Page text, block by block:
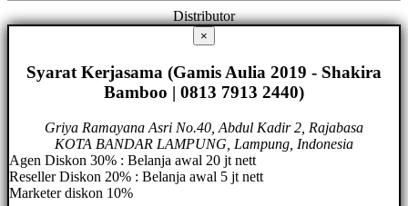
Distributor
×
Syarat Kerjasama (Gamis Aulia 2019 - Shakira
Bamboo | 0813 7913 2440)
Griya Ramayana Asri No.40, Abdul Kadir 2, Rajabasa
KOTA BANDAR LAMPUNG, Lampung, Indonesia
Agen Diskon 30% : Belanja awal 20 jt nett
Reseller Diskon 20% : Belanja awal 5 jt nett
Marketer diskon 10%